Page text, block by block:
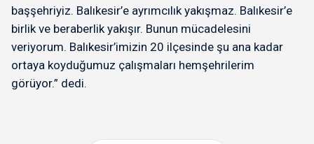
başşehriyiz. Balıkesir’e ayrımcılık yakışmaz. Balıkesir’e
birlik ve beraberlik yakışır. Bunun mücadelesini
veriyorum. Balıkesir’imizin 20 ilçesinde şu ana kadar
ortaya koyduğumuz çalışmaları hemşehrilerim
görüyor.” dedi.